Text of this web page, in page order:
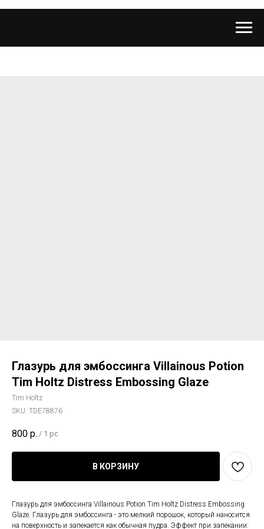
Глазурь для эмбоссинга Villainous Potion
Tim Holtz Distress Embossing Glaze
Tim Holtz
SKU: TDE78876
800 р. / 1 pc
В КОРЗИНУ
Глазурь для эмбоссинга Villainous Potion Tim Holtz Distress Embossing
Glaze. Глазурь для эмбоссинга - это мелкий порошок, который наносится
на поверхность и запекается как обычная пудра. Эффект при запекании: